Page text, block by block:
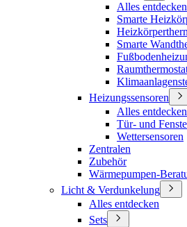
Alles entdecken
Smarte
Smarte
Heizungssensoren
Alles entdecken
Tür- und
Wettersensoren
Zentralen
Zubehör
Wärmepumpen-
Licht & Verdunkelung
Alles entdecken
Sets